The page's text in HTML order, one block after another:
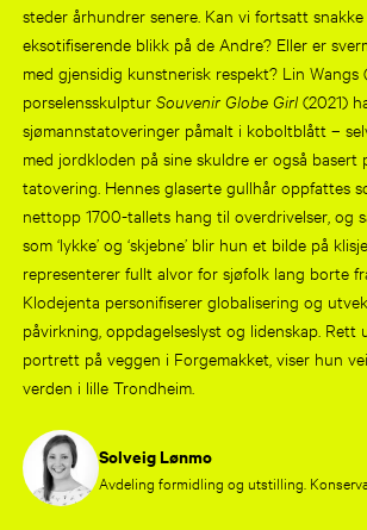
steder århundrer senere. Kan vi fortsatt
eksotifiserende blikk på de Andre? Eller er
med gjensidig kunstnerisk respekt? Lin Wangs
porselensskulptur Souvenir Globe Girl(2021)
sjømannstatoveringer påmalt i koboltblått –
med jordkloden på sine skuldre er også basert
tatovering. Hennes glaserte gullhår oppfattes
nettopp 1700-tallets hang til overdrivelser, og
som ‘lykke’ og ‘skjebne’ blir hun et bilde på
representerer fullt alvor for sjøfolk lang borte
Klodejenta personifiserer globalisering og
påvirkning, oppdagelseslyst og lidenskap. Rett
portrett på veggen i Forgemakket, viser hun
verden i lille Trondheim.
Solveig Lønmo
Avdeling formidling og utstilling.